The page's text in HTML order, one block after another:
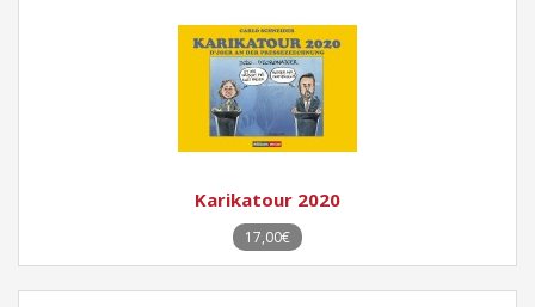
Karikatour 2020
17,00€